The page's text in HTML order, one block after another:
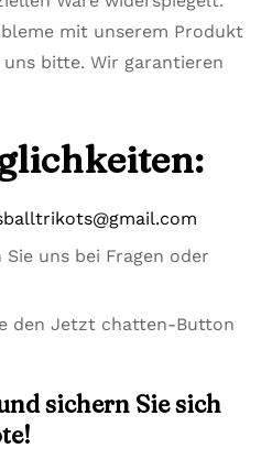
mit unserem Produkt
bitte. Wir garantieren
Sie uns bei Fragen oder
den Jetzt chatten-Button
sichern Sie sich